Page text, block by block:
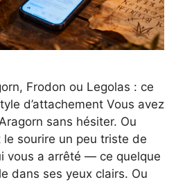
Frodon ou Legolas : ce
d’attachement Vous avez
sans hésiter. Ou
le sourire un peu triste de
vous a arrêté — ce quelque
dans ses yeux clairs. Ou